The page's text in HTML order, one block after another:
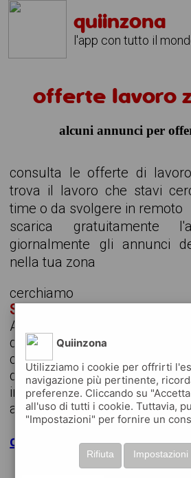
quiinzona
l'app con tutto il
offerte lavoro
alcuni annunci per
consulta le offerte di
trova il lavoro che stavi
time o da svolgere in remoto
scarica gratuitamente
giornalmente gli annunci
nella tua zona
cerchiamo
SUPPORTO
Azienda del settore servizi
da inserire nell'ufficio
collaborare nella
documentali e
inserimento dati nei sistemi
arc...
clicca per maggiori dettagli
Quiinzona
Utilizziamo i cookie per offrirti
navigazione più pertinente,
preferenze. Cliccando su
all'uso di tutti i cookie. Tuttavia,
"Impostazioni" per fornire un
Impostazioni
Rifiuta